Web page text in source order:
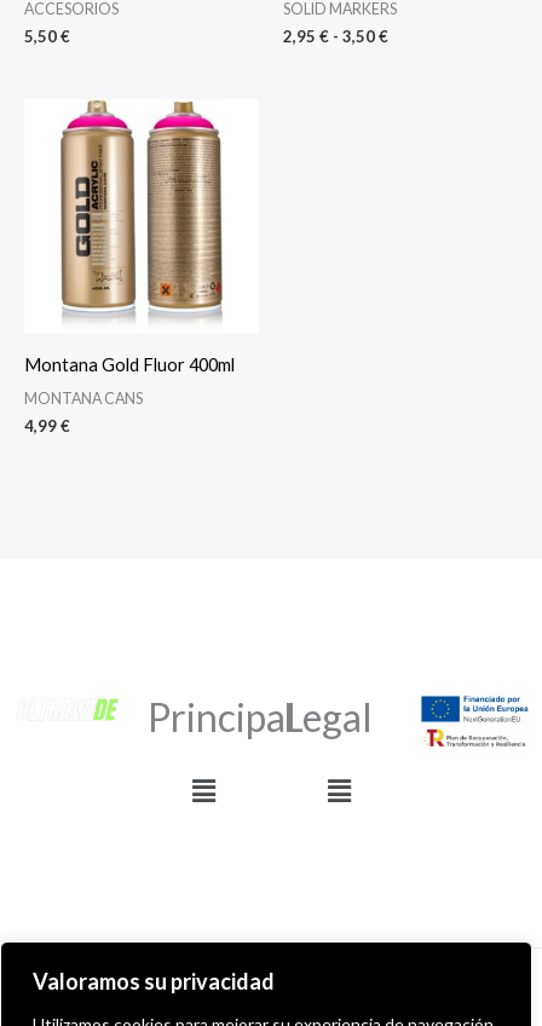
Valoramos su privacidad
ACCESORIOS
5,50€
SOLID MARKERS
2,95 € - 3,50€
Montana Gold Fluor 400ml
MONTANA CANS
4,99€
Principal
Menú
Legal
Menú